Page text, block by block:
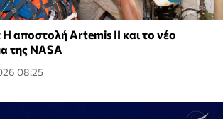
αποστολή Artemis II και το νέο
της NASA
08:25